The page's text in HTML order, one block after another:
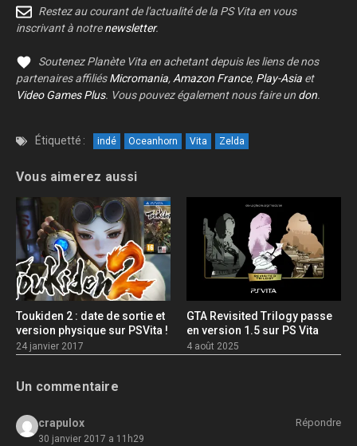
Restez au courant de l'actualité de la PS Vita en vous
inscrivant à notrenewsletter.
Soutenez Planète Vita en achetant depuis les liens de nos
partenaires affiliésMicromania,Amazon France, Play-Asia et
Video Games Plus. Vous pouvez également nous faire un don.
Étiquetté : indé Oceanhorn Vita Zelda
Vous aimerez aussi
Toukiden 2 : date de sortie et
version physique sur PSVita !
24 janvier 2017
GTA Revisited Trilogy passe
en version 1.5 sur PS Vita
4 août 2025
Un commentaire
crapulox
30 janvier 2017 a 11h29
Répondre